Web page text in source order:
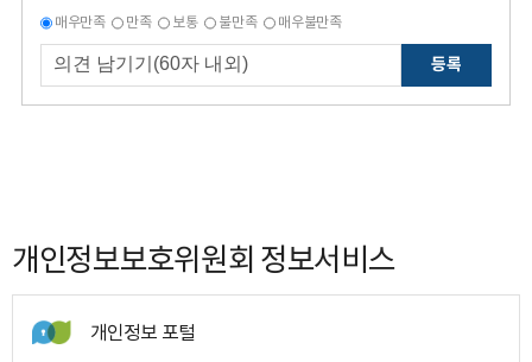
매우만족 만족 보통 불만족 매우불만족
등록
개인정보보호위원회 정보서비스
개인정보 포털